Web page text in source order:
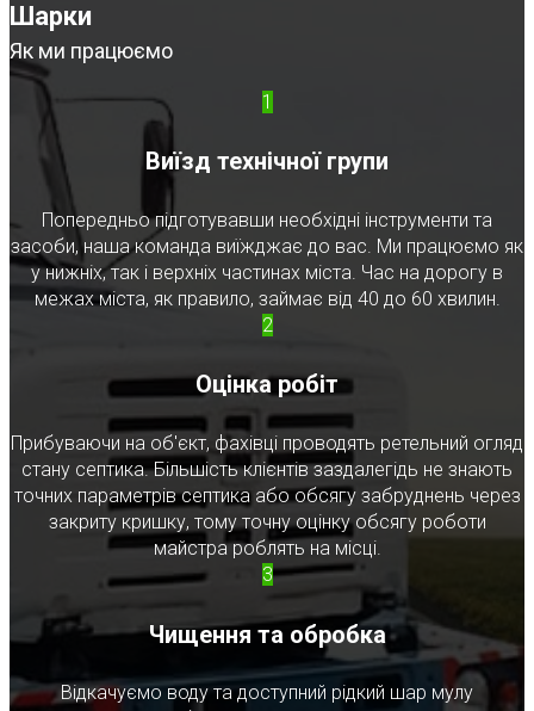
Шарки
Як ми працюємо
1
Виїзд технічної групи
Попередньо підготувавши необхідні інструменти та
засоби, наша команда виїжджає до вас. Ми працюємо як
у нижніх, так і верхніх частинах міста. Час на дорогу в
межах міста, як правило, займає від 40 до 60 хвилин.
2
Оцінка робіт
Прибуваючи на об'єкт, фахівці проводять ретельний огляд
стану септика. Більшість клієнтів заздалегідь не знають
точних параметрів септика або обсягу забруднень через
закриту кришку, тому точну оцінку обсягу роботи
майстра роблять на місці.
3
Чищення та обробка
Відкачуємо воду та доступний рідкий шар мулу